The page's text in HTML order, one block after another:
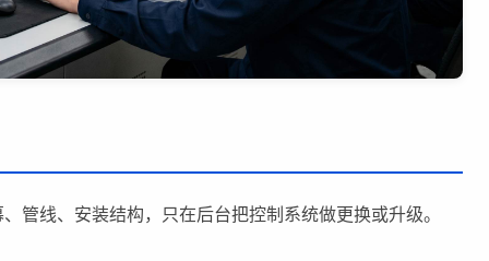
管线、安装结构，只在后台把控制系统做更换或升级。